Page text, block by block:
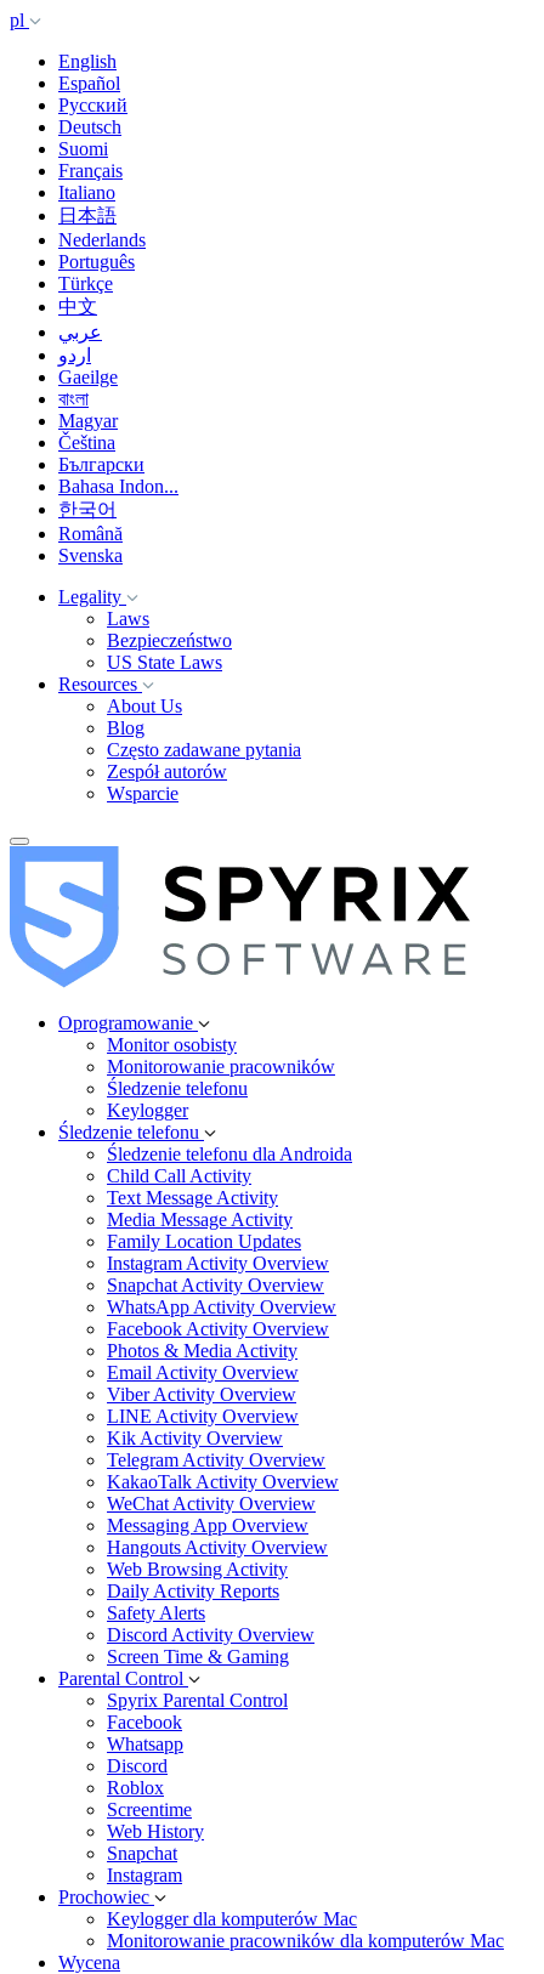
pl
English
Español
Русский
Deutsch
Suomi
Français
Italiano
日本語
Nederlands
Português
Türkçe
中文
عربي
اردو
Gaeilge
বাংলা
Magyar
Čeština
Български
Bahasa Indon...
한국어
Română
Svenska
Legality
Laws
Bezpieczeństwo
US State Laws
Resources
About Us
Blog
Często zadawane pytania
Zespół autorów
Wsparcie
Oprogramowanie
Monitor osobisty
Monitorowanie pracowników
Śledzenie telefonu
Keylogger
Śledzenie telefonu
Śledzenie telefonu dla Androida
Child Call Activity
Text Message Activity
Media Message Activity
Family Location Updates
Instagram Activity Overview
Snapchat Activity Overview
WhatsApp Activity Overview
Facebook Activity Overview
Photos & Media Activity
Email Activity Overview
Viber Activity Overview
LINE Activity Overview
Kik Activity Overview
Telegram Activity Overview
KakaoTalk Activity Overview
WeChat Activity Overview
Messaging App Overview
Hangouts Activity Overview
Web Browsing Activity
Daily Activity Reports
Safety Alerts
Discord Activity Overview
Screen Time & Gaming
Parental Control
Spyrix Parental Control
Facebook
Whatsapp
Discord
Roblox
Screentime
Web History
Snapchat
Instagram
Prochowiec
Keylogger dla komputerów Mac
Monitorowanie pracowników dla komputerów Mac
Wycena